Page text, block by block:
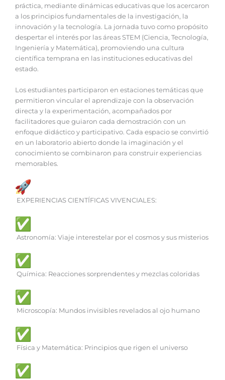
práctica, mediante dinámicas educativas que los acercaron
a los principios fundamentales de la investigación, la
innovación y la tecnología. La jornada tuvo como propósito
despertar el interés por las áreas STEM (Ciencia, Tecnología,
Ingeniería y Matemática), promoviendo una cultura
científica temprana en las instituciones educativas del
estado.
Los estudiantes participaron en estaciones temáticas que
permitieron vincular el aprendizaje con la observación
directa y la experimentación, acompañados por
facilitadores que guiaron cada demostración con un
enfoque didáctico y participativo. Cada espacio se convirtió
en un laboratorio abierto donde la imaginación y el
conocimiento se combinaron para construir experiencias
memorables.
EXPERIENCIAS CIENTÍFICAS VIVENCIALES:
Astronomía: Viaje interestelar por el cosmos y sus misterios
Química: Reacciones sorprendentes y mezclas coloridas
Microscopía: Mundos invisibles revelados al ojo humano
Física y Matemática: Principios que rigen el universo